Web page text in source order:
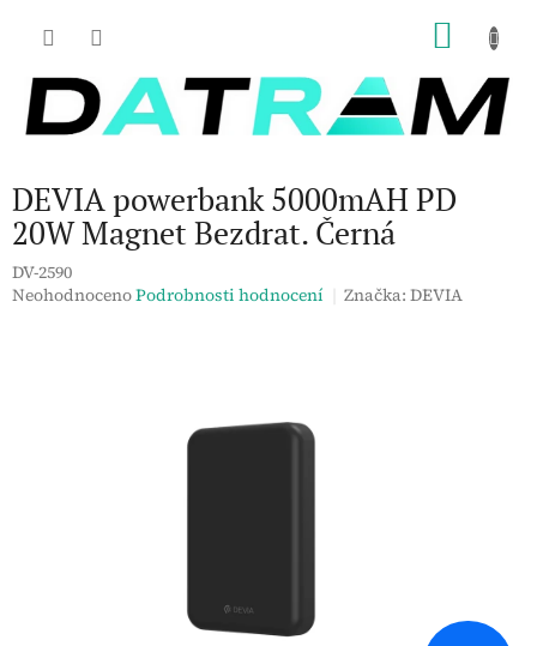
DEVIA powerbank 5000mAH PD
20W Magnet Bezdrat. Černá
DV-2590
Průměrné
NeohodnocenoPodrobnosti hodnocení Značka:DEVIA